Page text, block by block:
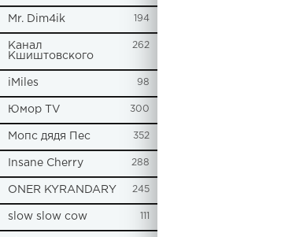
Mr. Dim4ik 194
Канал
Кшиштовского
262
iMiles 98
Юмор TV 300
Мопс дядя Пес 352
Insane Cherry 288
ONER KYRANDARY 245
slow slow cow 111